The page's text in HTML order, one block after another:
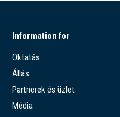
Information for
Oktatás
Állás
Partnerek és üzlet
Média